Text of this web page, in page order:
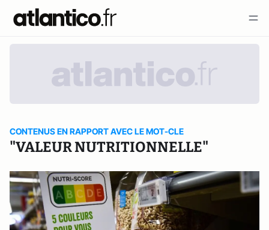
CONTENUS EN RAPPORT AVEC LE MOT-CLE
"VALEUR NUTRITIONNELLE"